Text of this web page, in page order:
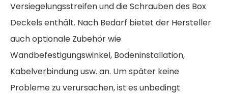
Versiegelungsstreifen und die Schrauben des Box
Deckels enthält. Nach Bedarf bietet der Hersteller
auch optionale Zubehör wie
Wandbefestigungswinkel, Bodeninstallation,
Kabelverbindung usw. an. Um später keine
Probleme zu verursachen, ist es unbedingt